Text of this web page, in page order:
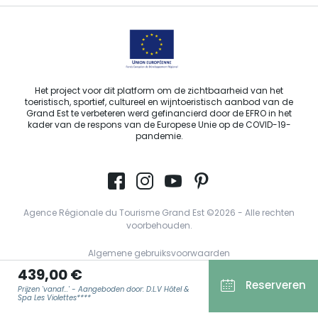
439,00 €
Prijzen 'vanaf...' - Aangeboden door: D.L.V Hôtel &
Spa Les Violettes****
Reserveren
Het project voor dit platform om de zichtbaarheid van het
toeristisch, sportief, cultureel en wijntoeristisch aanbod van de
Grand Est te verbeteren werd gefinancierd door de EFRO in het
kader van de respons van de Europese Unie op de COVID-19-
pandemie.
Agence Régionale du Tourisme Grand Est ©2026 - Alle rechten
voorbehouden.
Algemene gebruiksvoorwaarden